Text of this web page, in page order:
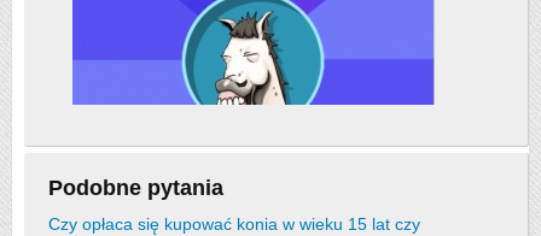
Podobne pytania
Czy opłaca się kupować konia w wieku 15 lat czy